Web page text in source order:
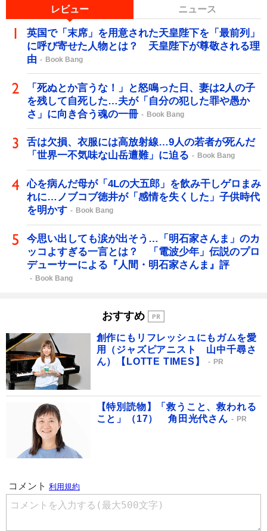
レビュー ニュース
英国で「末席」を用意された天皇陛下を「最前列」
に呼び寄せた人物とは？ 天皇陛下が尊敬される理
由
Book Bang
「死ぬとか言うな！」と怒鳴った日、妻は2人の子
を残して自死した…夫が「自分の犯した罪や愚か
さ」に向き合う魂の一冊
Book Bang
舌は欠損、衣服には高放射線…9人の若者が死んだ
「世界一不気味な山岳遭難」に迫る
Book Bang
心を病んだ母が「4Lの大五郎」を飲み干しゲロまみ
れに…ノブコブ徳井が「感情を失くした」子供時代
を明かす
Book Bang
今思い出しても涙が出そう…「明石家さんま」のカ
ッコよすぎる一言とは？ 「電波少年」伝説のプロ
デューサーによる『人間・明石家さんま』評
Book Bang
おすすめ
創作にもリフレッシュにもガムを愛
用（ジャズピアニスト 山中千尋さ
ん）【LOTTE TIMES】
PR
【特別読物】「救うこと、救われる
こと」（17） 角田光代さん
PR